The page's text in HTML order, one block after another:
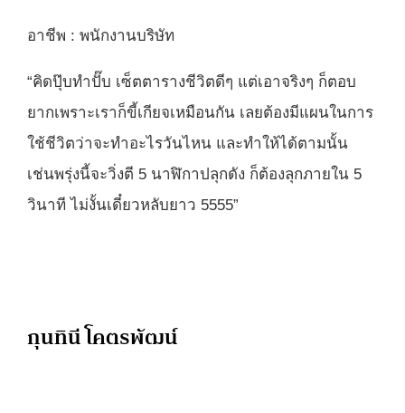
อาชีพ : พนักงานบริษัท
“คิดปุ๊บทำปั๊บ เซ็ตตารางชีวิตดีๆ แต่เอาจริงๆ ก็ตอบ
ยากเพราะเราก็ขี้เกียจเหมือนกัน เลยต้องมีแผนในการ
ใช้ชีวิตว่าจะทำอะไรวันไหน และทำให้ได้ตามนั้น
เช่นพรุ่งนี้จะวิ่งตี 5 นาฬิกาปลุกดัง ก็ต้องลุกภายใน 5
วินาที ไม่งั้นเดี๋ยวหลับยาว 5555”
กุนทินี โคตรพัฒน์